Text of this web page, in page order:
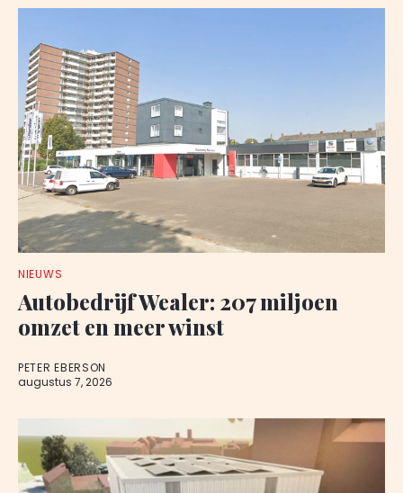
NIEUWS
Autobedrijf Wealer: 207 miljoen
omzet en meer winst
PETER EBERSON
augustus 7, 2026